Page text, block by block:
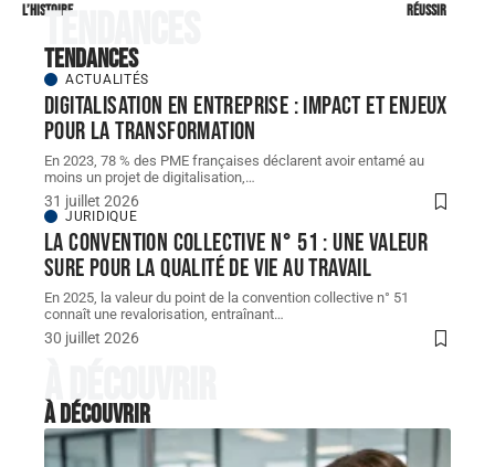
l’histoire
réussir
Tendances
Tendances
ACTUALITÉS
Digitalisation en entreprise : impact et enjeux
pour la transformation
En 2023, 78 % des PME françaises déclarent avoir entamé au
moins un projet de digitalisation, …
31 juillet 2026
JURIDIQUE
La convention collective n° 51 : une valeur
sure pour la qualité de vie au travail
En 2025, la valeur du point de la convention collective n° 51
connaît une revalorisation, entraînant…
30 juillet 2026
À découvrir
À découvrir